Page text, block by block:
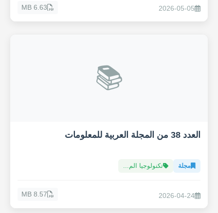
2026-05-05
6.63 MB
📚
العدد 38 من المجلة العربية للمعلومات
مجلة تكنولوجيا الم...
2026-04-24
8.57 MB